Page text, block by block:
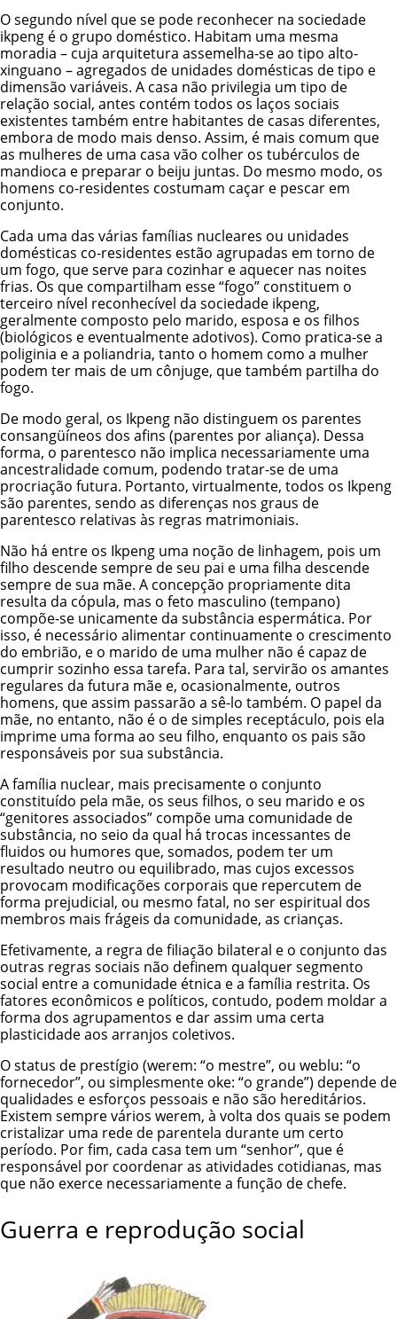
O segundo nível que se pode reconhecer na sociedade
ikpeng é o grupo doméstico. Habitam uma mesma
moradia – cuja arquitetura assemelha-se ao tipo alto-
xinguano – agregados de unidades domésticas de tipo e
dimensão variáveis. A casa não privilegia um tipo de
relação social, antes contém todos os laços sociais
existentes também entre habitantes de casas diferentes,
embora de modo mais denso. Assim, é mais comum que
as mulheres de uma casa vão colher os tubérculos de
mandioca e preparar o beiju juntas. Do mesmo modo, os
homens co-residentes costumam caçar e pescar em
conjunto.
Cada uma das várias famílias nucleares ou unidades
domésticas co-residentes estão agrupadas em torno de
um fogo, que serve para cozinhar e aquecer nas noites
frias. Os que compartilham esse “fogo” constituem o
terceiro nível reconhecível da sociedade ikpeng,
geralmente composto pelo marido, esposa e os filhos
(biológicos e eventualmente adotivos). Como pratica-se a
poliginia e a poliandria, tanto o homem como a mulher
podem ter mais de um cônjuge, que também partilha do
fogo.
De modo geral, os Ikpeng não distinguem os parentes
consangüíneos dos afins (parentes por aliança). Dessa
forma, o parentesco não implica necessariamente uma
ancestralidade comum, podendo tratar-se de uma
procriação futura. Portanto, virtualmente, todos os Ikpeng
são parentes, sendo as diferenças nos graus de
parentesco relativas às regras matrimoniais.
Não há entre os Ikpeng uma noção de linhagem, pois um
filho descende sempre de seu pai e uma filha descende
sempre de sua mãe. A concepção propriamente dita
resulta da cópula, mas o feto masculino (tempano)
compõe-se unicamente da substância espermática. Por
isso, é necessário alimentar continuamente o crescimento
do embrião, e o marido de uma mulher não é capaz de
cumprir sozinho essa tarefa. Para tal, servirão os amantes
regulares da futura mãe e, ocasionalmente, outros
homens, que assim passarão a sê-lo também. O papel da
mãe, no entanto, não é o de simples receptáculo, pois ela
imprime uma forma ao seu filho, enquanto os pais são
responsáveis por sua substância.
A família nuclear, mais precisamente o conjunto
constituído pela mãe, os seus filhos, o seu marido e os
“genitores associados” compõe uma comunidade de
substância, no seio da qual há trocas incessantes de
fluidos ou humores que, somados, podem ter um
resultado neutro ou equilibrado, mas cujos excessos
provocam modificações corporais que repercutem de
forma prejudicial, ou mesmo fatal, no ser espiritual dos
membros mais frágeis da comunidade, as crianças.
Efetivamente, a regra de filiação bilateral e o conjunto das
outras regras sociais não definem qualquer segmento
social entre a comunidade étnica e a família restrita. Os
fatores econômicos e políticos, contudo, podem moldar a
forma dos agrupamentos e dar assim uma certa
plasticidade aos arranjos coletivos.
O status de prestígio (werem: “o mestre”, ou weblu: “o
fornecedor”, ou simplesmente oke: “o grande”) depende de
qualidades e esforços pessoais e não são hereditários.
Existem sempre vários werem, à volta dos quais se podem
cristalizar uma rede de parentela durante um certo
período. Por fim, cada casa tem um “senhor”, que é
responsável por coordenar as atividades cotidianas, mas
que não exerce necessariamente a função de chefe.
Guerra e reprodução social